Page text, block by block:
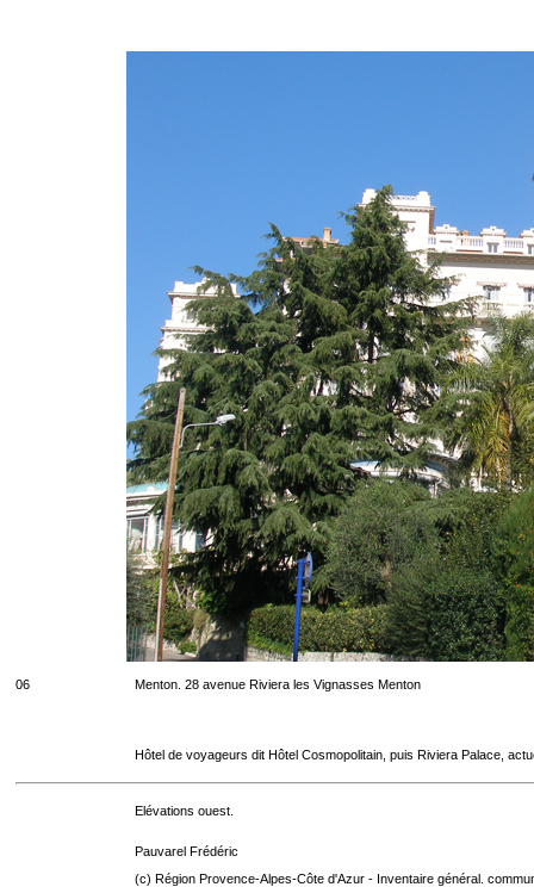
06 Menton. 28 avenue Riviera les Vignasses Menton
Hôtel de voyageurs dit Hôtel Cosmopolitain, puis Riviera Palace,
Elévations ouest.
Pauvarel Frédéric
(c) Région Provence-Alpes-Côte d'Azur - Inventaire général.